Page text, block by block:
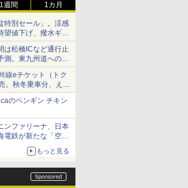
1週間 1カ月
特別セール」。涼感
望値下げ、撥水ギア
は松橋ICなど通行止
測。東九州道への迂
線eチケット（トク
。秋冬乗車分、えき
のペンギン チキン
ンファリーナ、日本
電鉄が新たな「空港
もっと見る